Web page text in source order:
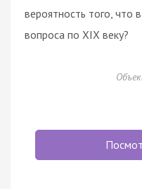
вероятность того, что
вопроса по XIX веку?